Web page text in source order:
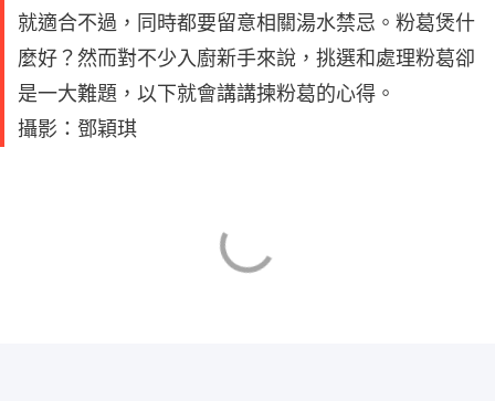
就適合不過，同時都要留意相關湯水禁忌。粉葛煲什
麼好？然而對不少入廚新手來說，挑選和處理粉葛卻
是一大難題，以下就會講講揀粉葛的心得。
攝影：鄧穎琪